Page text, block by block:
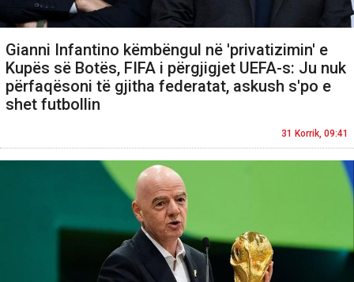
Gianni Infantino këmbëngul në 'privatizimin' e
Kupës së Botës, FIFA i përgjigjet UEFA-s: Ju nuk
përfaqësoni të gjitha federatat, askush s'po e
shet futbollin
31 Korrik, 09:41